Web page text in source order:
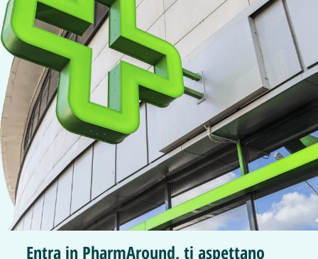
Entra in PharmAround, ti aspettano